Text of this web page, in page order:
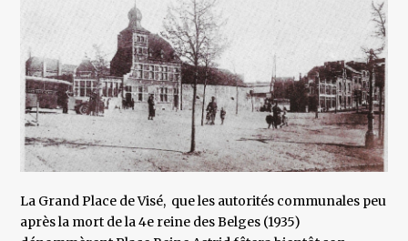
La Grand Place de Visé, que les autorités communales peu
après la mort de la 4e reine des Belges (1935)